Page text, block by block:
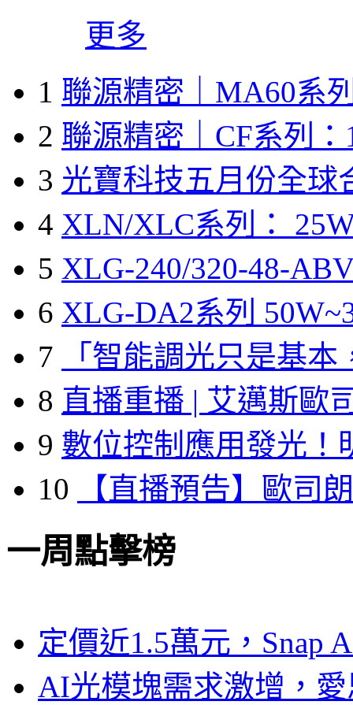
更多
1 聯源精密｜MA60系
2 聯源精密｜CF系列：
3 光寶科技五月份全球
4 XLN/XLC系列：
5 XLG-240/320-48-
6 XLG-DA2系列
7
「智能調光只是基本
8 直播重播 | 艾邁斯歐
9 數位控制應用發光！
10
【直播預告】歐司
一周點擊榜
定價近1.5萬元，Snap
AI光模塊需求激增，